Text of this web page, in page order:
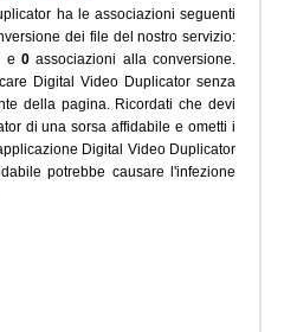
ha le associazioni seguenti
dei file del nostro servizio:
e 0associazioni alla conversione.
Digital Video Duplicator senza
della pagina. Ricordati che devi
di una sorsa affidabile e ometti i
Digital Video Duplicator
potrebbe causare l'infezione